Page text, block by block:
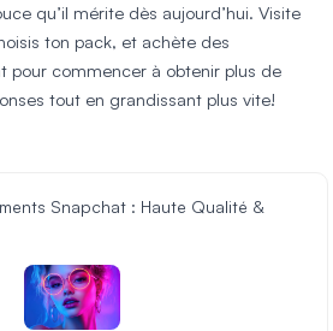
qu’il mérite dès aujourd’hui. Visite
ton pack, et achète des
pour commencer à obtenir plus de
tout en grandissant plus vite!
Snapchat : Haute Qualité &